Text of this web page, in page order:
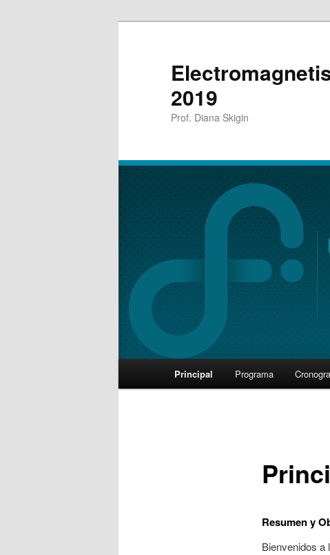
2019
Prof. Diana Skigin
Skip
Principal Programa
Resumeny
Bienvenidos a